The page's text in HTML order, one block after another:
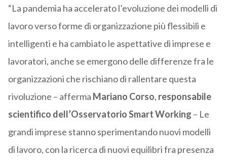
“La pandemia ha accelerato l’evoluzione dei modelli di
lavoro verso forme di organizzazione più flessibili e
intelligenti e ha cambiato le aspettative di imprese e
lavoratori, anche se emergono delle differenze fra le
organizzazioni che rischiano di rallentare questa
rivoluzione – afferma Mariano Corso, responsabile
scientifico dell’Osservatorio Smart Working – Le
grandi imprese stanno sperimentando nuovi modelli
di lavoro, con la ricerca di nuovi equilibri fra presenza